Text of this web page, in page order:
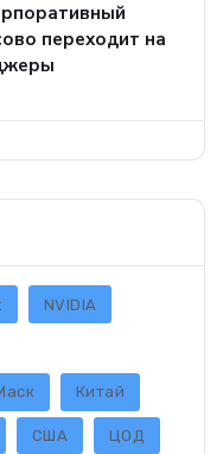
переходит на
NVIDIA
Китай
США ЦОД